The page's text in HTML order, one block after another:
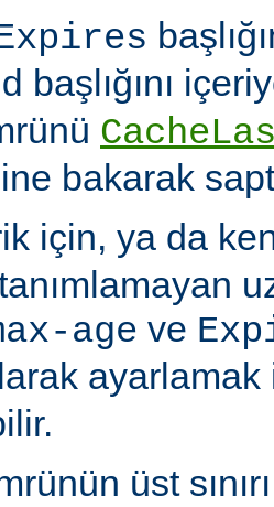
başlığını
bakarak
için, ya da
tanımlamayan
age ve
üst